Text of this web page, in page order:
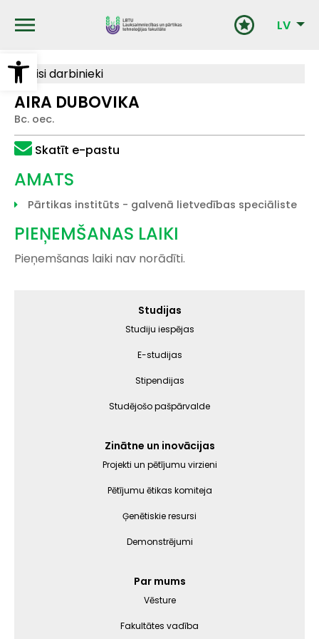
Open toolbar
galveno LV
Visi darbinieki
AIRA DUBOVIKA
Bc. oec.
Skatīt e-pastu
AMATS
Pārtikas institūts - galvenā lietvedības speciāliste
PIEŅEMŠANAS LAIKI
Pieņemšanas laiki nav norādīti.
Studijas
Studiju iespējas
E-studijas
Stipendijas
Studējošo pašpārvalde
Zinātne un inovācijas
Projekti un pētījumu virzieni
Pētījumu ētikas komiteja
Ģenētiskie resursi
Demonstrējumi
Par mums
Vēsture
Fakultātes vadība